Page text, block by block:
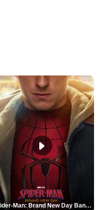
Spider-Man: Brand New Day Bande-annonce VO STFR